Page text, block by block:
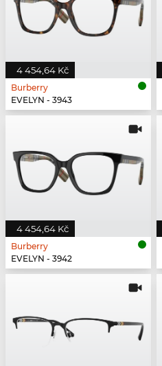
4 454,64 Kč
Burberry
EVELYN - 3943
4 454,64 Kč
Burberry
EVELYN - 3942